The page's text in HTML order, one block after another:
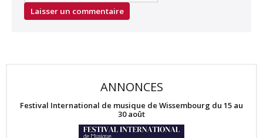
ANNONCES
Festival International de musique de Wissembourg du 15 au
30 août